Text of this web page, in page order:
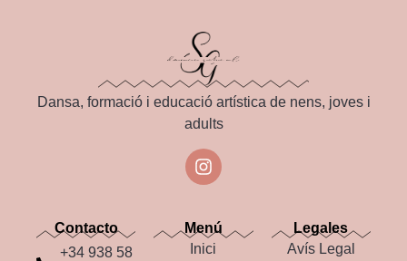
Dansa, formació i educació artística de nens, joves i
adults
Contacto
+34 938 58
Menú
Inici
Legales
Avís Legal